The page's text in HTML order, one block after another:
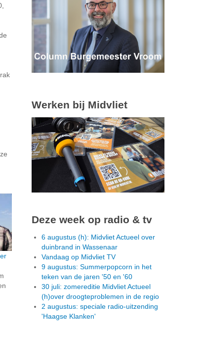
Werken bij Midvliet
Deze week op radio & tv
6 augustus (h): Midvliet Actueel over
duinbrand in Wassenaar
Vandaag op Midvliet TV
9 augustus: Summerpopcorn in het
teken van de jaren '50 en '60
30 juli: zomereditie Midvliet Actueel
(h)over droogteproblemen in de regio
2 augustus: speciale radio-uitzending
'Haagse Klanken'